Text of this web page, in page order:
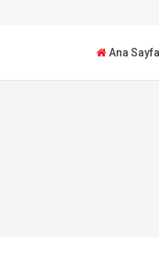
Ana Sayfa